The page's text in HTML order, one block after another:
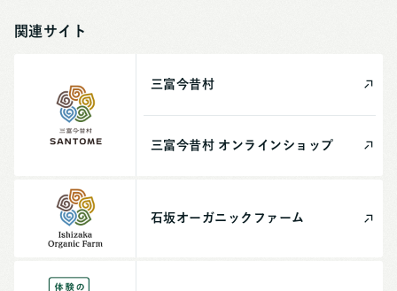
関連サイト
三富今昔村
三富今昔村 オンライン ショップ
石坂オーガニック ファーム